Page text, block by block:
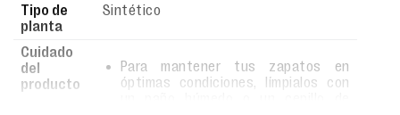
Tipo de
planta
Sintético
Cuidado
del
producto
Para mantener tus zapatos en
óptimas condiciones, límpialos con